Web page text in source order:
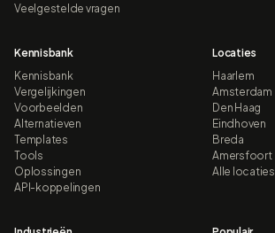
Veelgestelde vragen
Kennisbank
Kennisbank
Vergelijkingen
Voorbeelden
Alternatieven
Templates
Tools
Oplossingen
API-koppelingen
Locaties
Haarlem
Amsterdam
Den Haag
Eindhoven
Breda
Amersfoort
Alle locaties